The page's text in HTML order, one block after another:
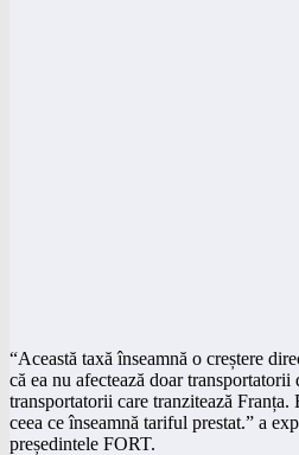
“Această taxă înseamnă o creștere
că ea nu afectează doar
transportatorii care tranzitează Franța.
ceea ce înseamnă tariful prestat.” a
președintele FORT.